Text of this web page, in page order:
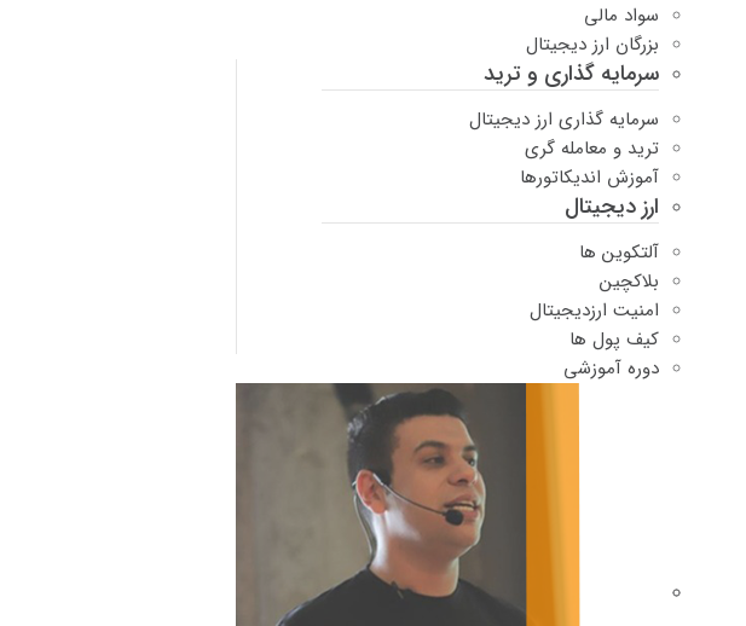
سواد مالی
بزرگان ارز دیجیتال
سرمایه گذاری و ترید
سرمایه گذاری ارز دیجیتال
ترید و معامله گری
آموزش اندیکاتورها
ارز دیجیتال
آلتکوین ها
بلاکچین
امنیت ارزدیجیتال
کیف پول ها
دوره‌ آموزشی